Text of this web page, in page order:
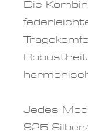
Die
Jedes
925